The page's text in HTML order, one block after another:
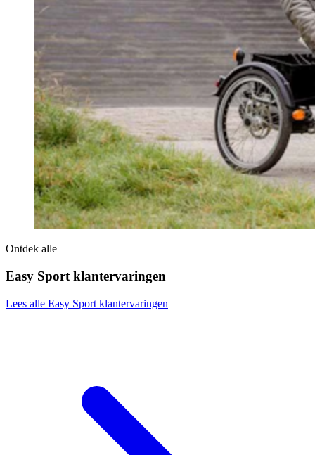
Ontdek alle
Easy Sport klantervaringen
Lees alle Easy Sport klantervaringen